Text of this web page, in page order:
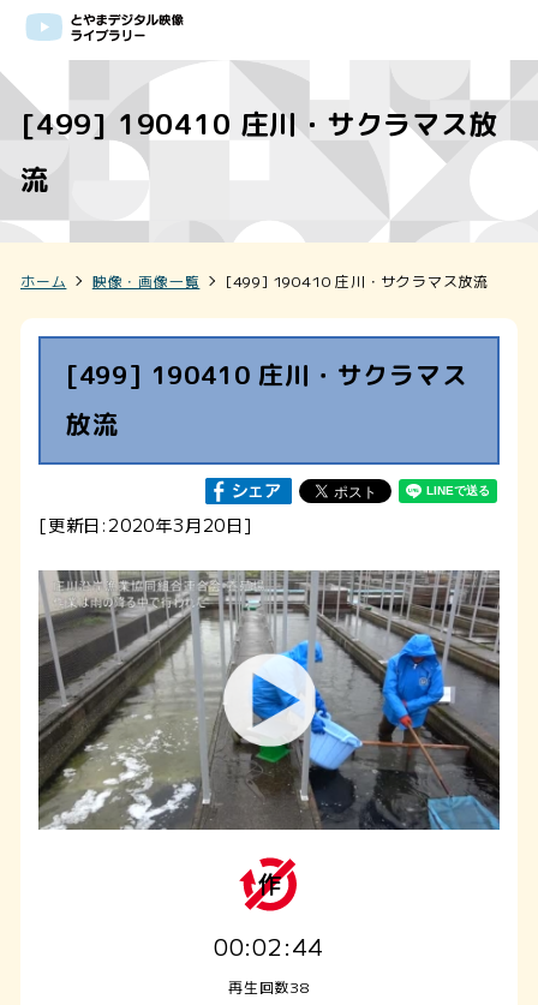
[499] 190410 庄川・サクラマス放
流
ホーム 映像・画像一覧 [499] 190410 庄川・サクラマス放流
[499] 190410 庄川・サクラマス
放流
[更新日:2020年3月20日]
00:02:44
再生回数38